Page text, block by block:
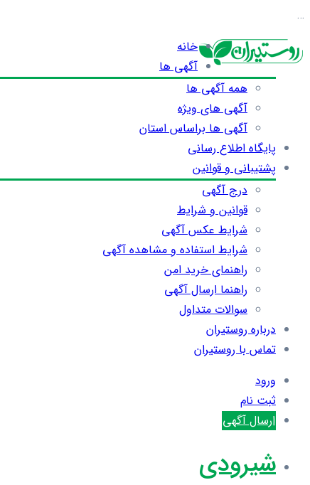
…
خانه
آگهی ها
همه آگهی ها
آگهی های ویژه
آگهی ها براساس استان
پایگاه اطلاع رسانی
پشتیبانی و قوانین
درج آگهی
قوانین و شرایط
شرایط عکس آگهی
شرایط استفاده و مشاهده آگهی
راهنمای خرید امن
راهنما ارسال آگهی
سوالات متداول
درباره روستیران
تماس با روستیران
ورود
ثبت نام
ارسال آگهی
شیرودی